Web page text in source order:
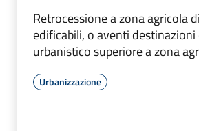
Retrocessione a zona agricola
edificabili, o aventi destinazioni
urbanistico superiore a zona
Urbanizzazione